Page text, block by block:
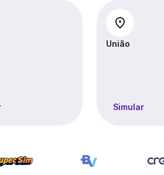
União
Simular